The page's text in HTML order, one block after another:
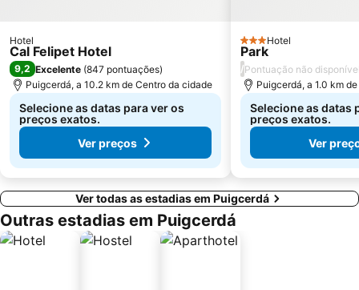
Hotel
Cal Felipet Hotel
9,2 Excelente (847 pontuações)
Puigcerdá, a 10.2 km de Centro da cidade
Selecione as datas para ver os
preços exatos.
Ver preços
3 Estrelas
Hotel
Park
/Pontuação não
Puigcerdá, a 1.0 km
Selecione as datas
preços exatos.
Ver
Ver todas as estadias em Puigcerdá
Outras estadias em Puigcerdá